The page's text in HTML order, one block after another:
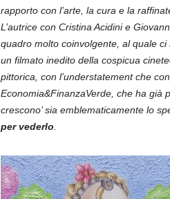
rapporto con l’arte, la cura e la
L ’autrice con Cristina Acidini e
quadro molto coinvolgente, al quale
un filmato inedito della cospicua
pittorica, con l’understatement che
Economia&FinanzaVerde, che ha già
crescono’ sia emblematicamente lo
per vederlo